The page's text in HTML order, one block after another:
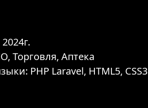
Торговля, Аптека
PHP Laravel, HTML5, CSS3